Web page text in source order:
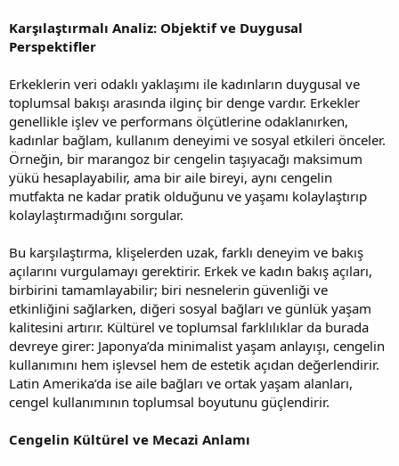
Karşılaştırmalı Analiz: Objektif ve Duygusal
Perspektifler
Erkeklerin veri odaklı yaklaşımı ile kadınların duygusal ve
toplumsal bakışı arasında ilginç bir denge vardır. Erkekler
genellikle işlev ve performans ölçütlerine odaklanırken,
kadınlar bağlam, kullanım deneyimi ve sosyal etkileri önceler.
Örneğin, bir marangoz bir cengelin taşıyacağı maksimum
yükü hesaplayabilir, ama bir aile bireyi, aynı cengelin
mutfakta ne kadar pratik olduğunu ve yaşamı kolaylaştırıp
kolaylaştırmadığını sorgular.
Bu karşılaştırma, klişelerden uzak, farklı deneyim ve bakış
açılarını vurgulamayı gerektirir. Erkek ve kadın bakış açıları,
birbirini tamamlayabilir; biri nesnelerin güvenliği ve
etkinliğini sağlarken, diğeri sosyal bağları ve günlük yaşam
kalitesini artırır. Kültürel ve toplumsal farklılıklar da burada
devreye girer: Japonya’da minimalist yaşam anlayışı, cengelin
kullanımını hem işlevsel hem de estetik açıdan değerlendirir.
Latin Amerika’da ise aile bağları ve ortak yaşam alanları,
cengel kullanımının toplumsal boyutunu güçlendirir.
Cengelin Kültürel ve Mecazi Anlamı